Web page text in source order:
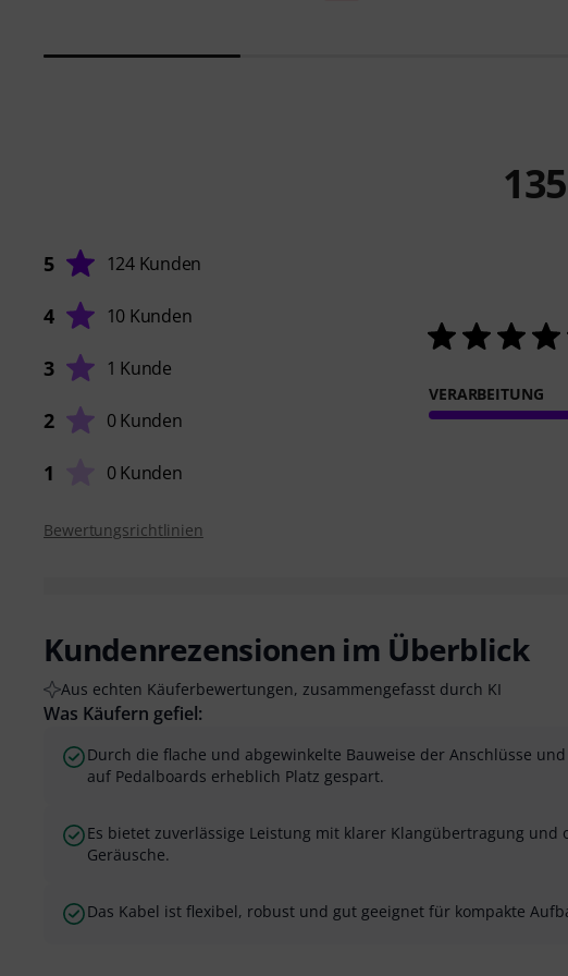
135
5 124 Kunden
4 10 Kunden
3 1 Kunde
2 0 Kunden
1 0 Kunden
VERARBEITUNG
Bewertungsrichtlinien
Kundenrezensionen im Überblick
Aus echten Käuferbewertungen, zusammengefasst durch KI
Was Käufern gefiel:
Durch die flache und abgewinkelte Bauweise der Anschlüsse
auf Pedalboards erheblich Platz gespart.
Es bietet zuverlässige Leistung mit klarer Klangübertragung und
Geräusche.
Das Kabel ist flexibel, robust und gut geeignet für kompakte